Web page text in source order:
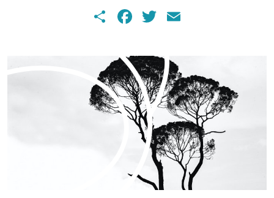
ShareFacebook
Twitter